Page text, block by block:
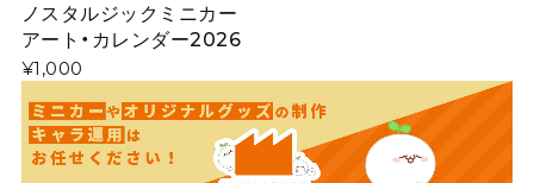
ノスタルジックミニカー
アート・カレンダー2026
¥1,000